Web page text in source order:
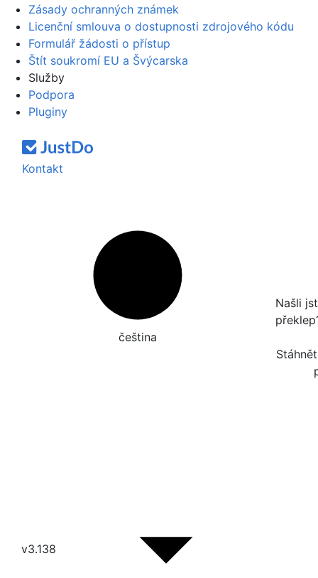
Zásady ochranných známek
Licenční smlouva o dostupnosti zdrojového kódu
Formulář žádosti o přístup
Štít soukromí EU a Švýcarska
Služby
Podpora
Pluginy
Kontakt
čeština‎
Našli
v3.138